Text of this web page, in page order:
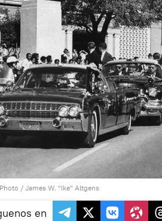
/ James W. "Ike" Altgens
en